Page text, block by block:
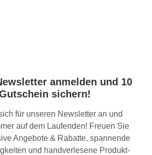
anmelden und 10
sichern!
für unseren Newsletter an und
auf dem Laufenden! Freuen Sie
Angebote & Rabatte, spannende
und handverlesene Produkt-